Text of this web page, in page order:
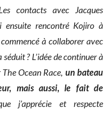
contacts avec Jacques
ensuite rencontré Kojiro à
à collaborer avec
séduit ? L’idée de continuer à
Ocean Race, un bateau
mais aussi, le fait de
j’apprécie et respecte